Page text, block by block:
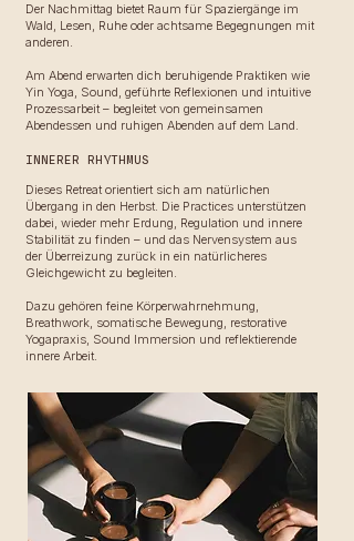
Der Nachmittag bietet Raum für Spaziergänge im
Wald, Lesen, Ruhe oder achtsame Begegnungen mit
anderen.
Am Abend erwarten dich beruhigende Praktiken wie
Yin Yoga, Sound, geführte Reflexionen und intuitive
Prozessarbeit – begleitet von gemeinsamen
Abendessen und ruhigen Abenden auf dem Land.
INNERER RHYTHMUS
Dieses Retreat orientiert sich am natürlichen
Übergang in den Herbst. Die Practices unterstützen
dabei, wieder mehr Erdung, Regulation und innere
Stabilität zu finden – und das Nervensystem aus
der Überreizung zurück in ein natürlicheres
Gleichgewicht zu begleiten.
Dazu gehören feine Körperwahrnehmung,
Breathwork, somatische Bewegung, restorative
Yogapraxis, Sound Immersion und reflektierende
innere Arbeit.